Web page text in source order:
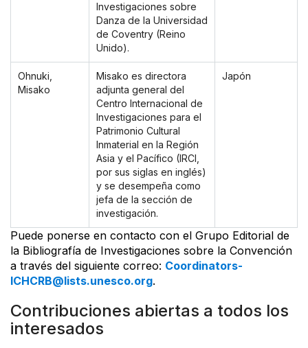
Investigaciones sobre
Danza de la Universidad
de Coventry (Reino
Unido).
Ohnuki,
Misako
Misako es directora
adjunta general del
Centro Internacional de
Investigaciones para el
Patrimonio Cultural
Inmaterial en la Región
Asia y el Pacífico (IRCI,
por sus siglas en inglés)
y se desempeña como
jefa de la sección de
investigación.
Japón
Puede ponerse en contacto con el Grupo Editorial de
la Bibliografía de Investigaciones sobre la Convención
a través del siguiente correo: Coordinators-
ICHCRB@lists.unesco.org.
Contribuciones abiertas a todos los
interesados